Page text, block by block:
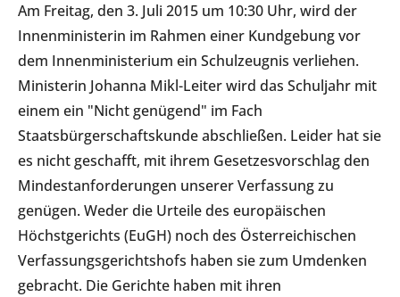
Am Freitag, den 3. Juli 2015 um 10:30 Uhr, wird der
Innenministerin im Rahmen einer Kundgebung vor
dem Innenministerium ein Schulzeugnis verliehen.
Ministerin Johanna Mikl-Leiter wird das Schuljahr mit
einem ein "Nicht genügend" im Fach
Staatsbürgerschaftskunde abschließen. Leider hat sie
es nicht geschafft, mit ihrem Gesetzesvorschlag den
Mindestanforderungen unserer Verfassung zu
genügen. Weder die Urteile des europäischen
Höchstgerichts (EuGH) noch des Österreichischen
Verfassungsgerichtshofs haben sie zum Umdenken
gebracht. Die Gerichte haben mit ihren